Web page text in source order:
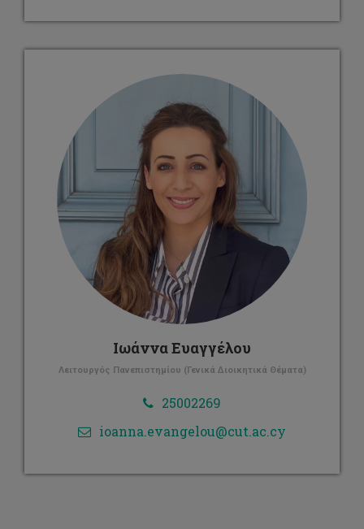
Ιωάννα Ευαγγέλου
Λειτουργός Πανεπιστημίου (Γενικά Διοικητικά Θέματα)
25002269
ioanna.evangelou@cut.ac.cy